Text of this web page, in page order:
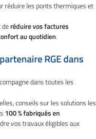
réduire les ponts thermiques et
réduire vos factures
au quotidien.
RGE dans
dans toutes les
conseils sur les solutions les
100 % fabriqués en
vos travaux éligibles aux